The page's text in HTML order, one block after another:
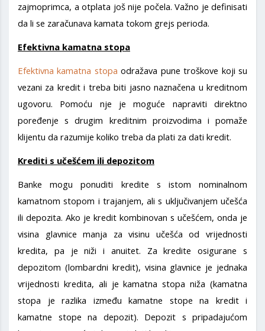
zajmoprimca, a otplata još nije počela. Važno je definisati
da li se zaračunava kamata tokom grejs perioda.
Efektivna kamatna stopa
Efektivna kamatna stopaodražava pune troškove koji su
vezani za kredit i treba biti jasno naznačena u kreditnom
ugovoru. Pomoću nje je moguće napraviti direktno
poređenje s drugim kreditnim proizvodima i pomaže
klijentu da razumije koliko treba da plati za dati kredit.
Krediti s učešćem ili depozitom
Banke mogu ponuditi kredite s istom nominalnom
kamatnom stopom i trajanjem, ali s uključivanjem učešća
ili depozita. Ako je kredit kombinovan s učešćem, onda je
visina glavnice manja za visinu učešća od vrijednosti
kredita, pa je niži i anuitet. Za kredite osigurane s
depozitom (lombardni kredit), visina glavnice je jednaka
vrijednosti kredita, ali je kamatna stopa niža (kamatna
stopa je razlika između kamatne stope na kredit i
kamatne stope na depozit). Depozit s pripadajućom